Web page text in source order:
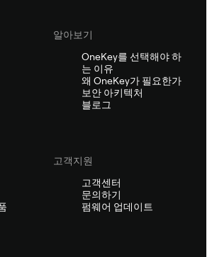
알아보기
OneKey를 선택해야 하
는 이유
왜 OneKey가 필요한가
보안 아키텍처
블로그
고객지원
고객센터
문의하기
펌웨어 업데이트